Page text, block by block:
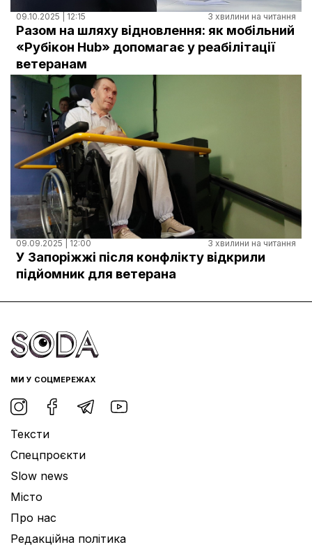
09.10.2025 | 12:15 3 хвилини на читання
Разом на шляху відновлення: як мобільний
«Рубікон Hub» допомагає у реабілітації
ветеранам
09.09.2025 | 12:00 3 хвилини на читання
У Запоріжжі після конфлікту відкрили
підйомник для ветерана
МИ У СОЦМЕРЕЖАХ
Тексти
Спецпроєкти
Slow news
Місто
Про нас
Редакційна політика